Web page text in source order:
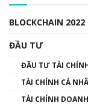
BLOCKCHAIN 2022
ĐẦU TƯ
ĐẦU TƯ TÀI
TÀI CHÍNH CÁ
TÀI CHÍNH